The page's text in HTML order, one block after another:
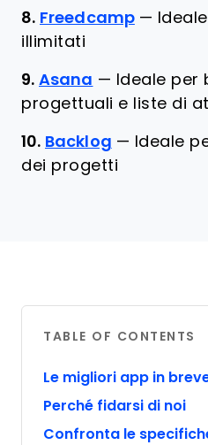
8. Freedcamp —
illimitati
9. Asana — Ideale per
progettuali e liste di
10. Backlog — Ideale
dei progetti
TABLE OF CONTENTS
Le migliori app in
Perché fidarsi di noi
Confronta le